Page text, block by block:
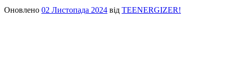
Оновлено 02 Листопада 2024 від TEENERGIZER!